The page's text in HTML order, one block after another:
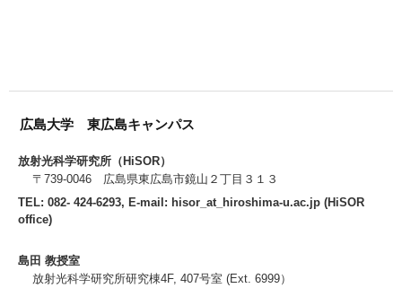
広島大学 東広島キャンパス
放射光科学研究所（HiSOR）
〒739-0046 広島県東広島市鏡山２丁目３１３
TEL: 082- 424-6293, E-mail: hisor_at_hiroshima-u.ac.jp (HiSOR
office)
島田 教授室
放射光科学研究所研究棟4F, 407号室 (Ext. 6999）